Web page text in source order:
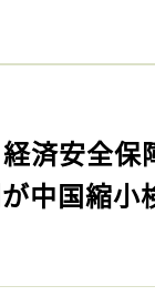
経済安全
中国縮小